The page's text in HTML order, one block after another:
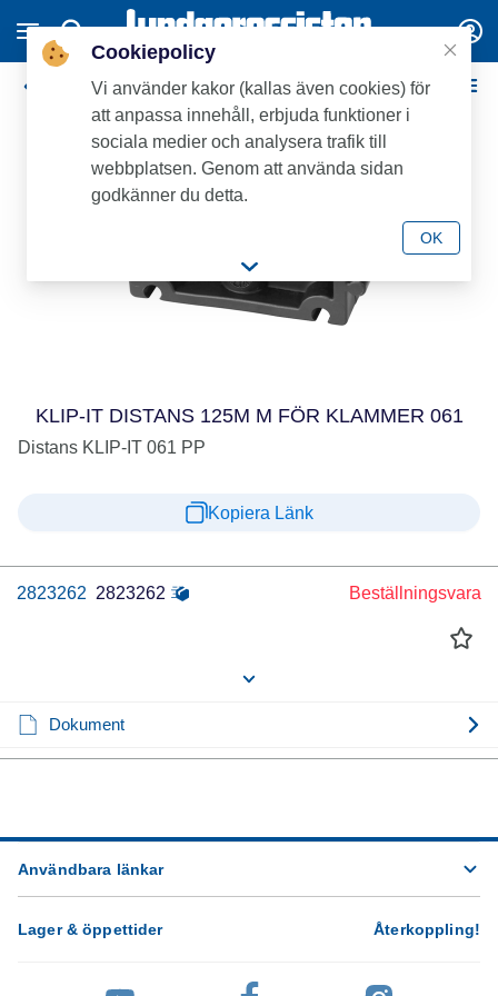
Övrigt
KLIP-IT DISTANS 125M M FÖR KLAMMER 061
Distans KLIP-IT 061 PP
Kopiera Länk
2823262 2823262 Beställningsvara
Dokument
Användbara länkar
Lager & öppettider Återkoppling!
Cookiepolicy
Vi använder kakor (kallas även cookies) för
att anpassa innehåll, erbjuda funktioner i
sociala medier och analysera trafik till
webbplatsen. Genom att använda sidan
godkänner du detta.
OK